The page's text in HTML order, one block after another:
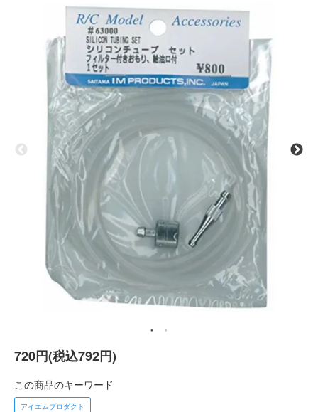
720円(税込792円)
この商品のキーワード
アイエムプロダクト